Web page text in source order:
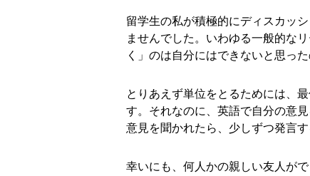
留学生の私が積極的にディスカッ
ませんでした。いわゆる一般的な
く」のは自分にはできないと思っ
とりあえず単位をとるためには、
す。それなのに、英語で自分の意
意見を聞かれたら、少しずつ発言
幸いにも、何人かの親しい友人が